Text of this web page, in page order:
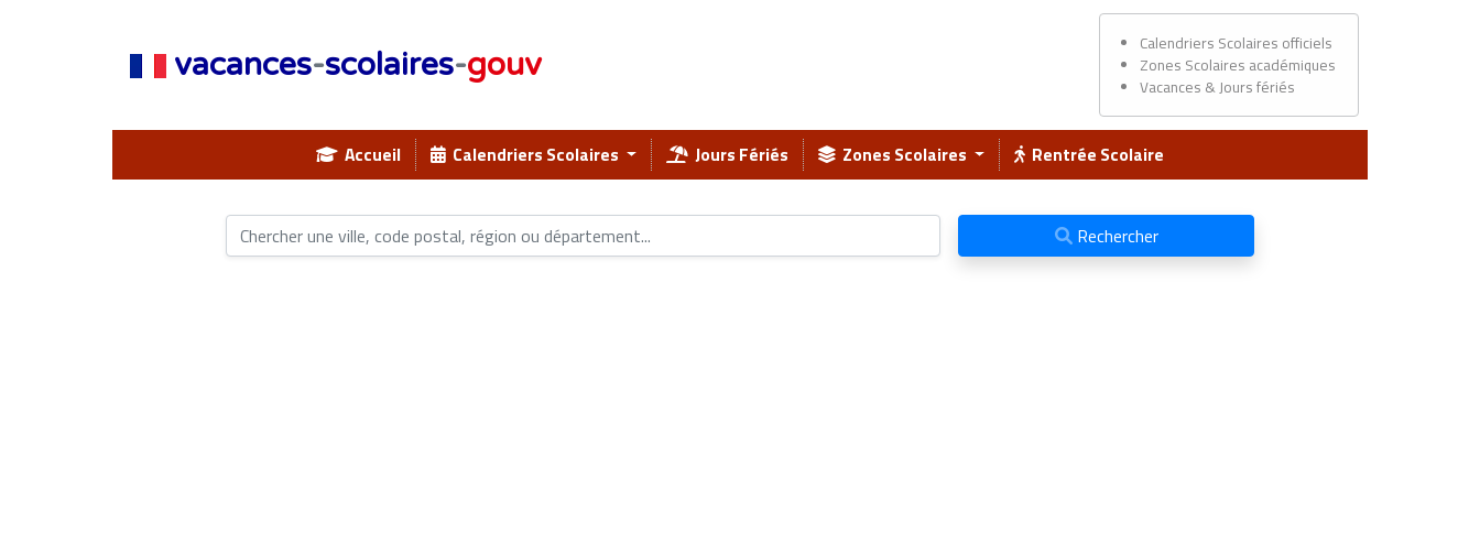
vacances-scolaires-gouv
Calendriers Scolaires officiels
Zones Scolaires académiques
Vacances & Jours fériés
Accueil Calendriers Scolaires Jours Fériés Zones Scolaires Rentrée Scolaire
Rechercher